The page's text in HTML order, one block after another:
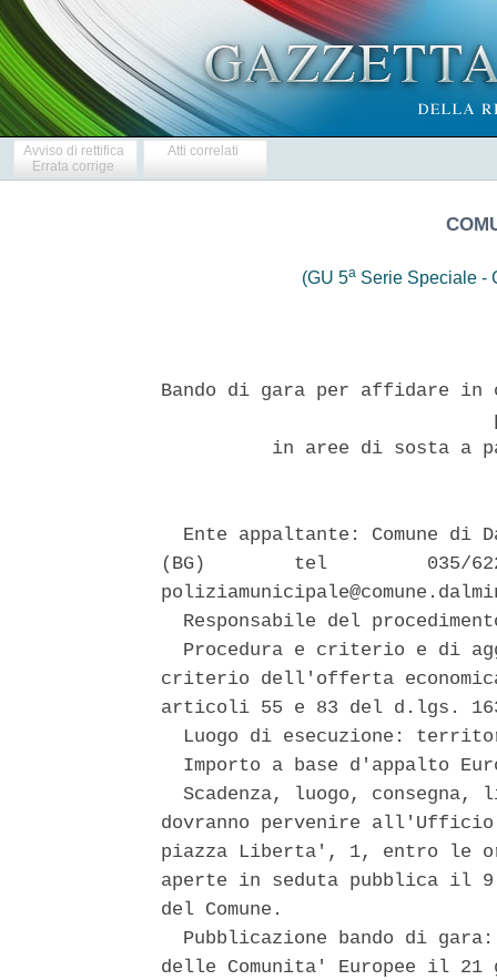
Avviso di rettifica
Errata corrige
Atti correlati
(GU 5a Serie Speciale -
Bando di gara per affidare
in aree di sosta a
Ente appaltante: Comune di
(BG)        tel         035/
Responsabile del
Procedura e criterio e di
criterio dell'offerta
articoli 55 e 83 del d.lgs.
Luogo di esecuzione:
Importo a base d'appalto
Scadenza, luogo, consegna,
dovranno pervenire
piazza Liberta', 1, entro le
aperte in seduta pubblica il
del Comune.
Pubblicazione bando di
delle Comunita' Europee il